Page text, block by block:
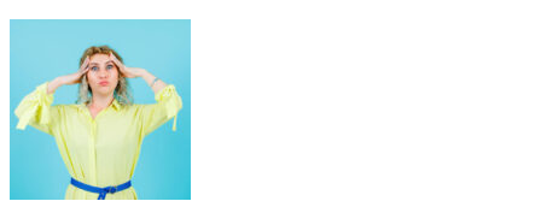
Indlægsnavigation